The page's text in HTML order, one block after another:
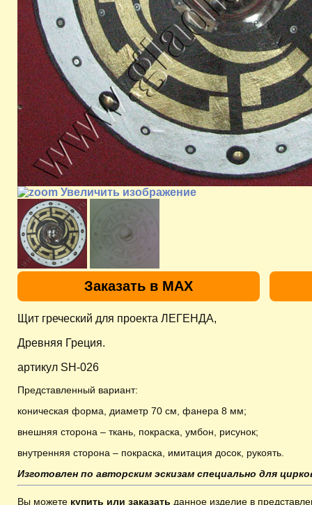
Увеличить изображение
Заказать в MAX
Щит греческий для проекта ЛЕГЕНДА,
Древняя Греция.
артикул SH-026
Представленный вариант:
коническая форма, диаметр 70 см, фанера 8 мм;
внешняя сторона – ткань, покраска, умбон, рисунок;
внутренняя сторона – покраска, имитация досок, рукоять.
Изготовлен по авторским эскизам специально для
Вы можете купить или заказать данное изделие в